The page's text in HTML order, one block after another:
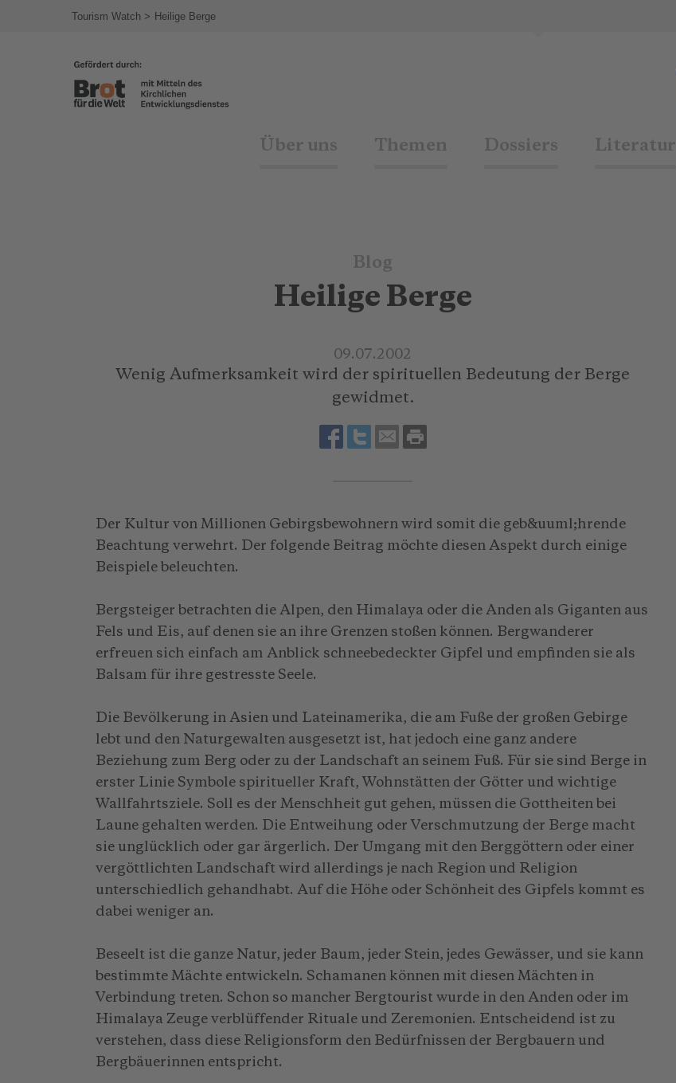
Tourism Watch Heilige Berge
Über uns Themen Dossiers Literatur
Blog
Heilige Berge
09.07.2002
Wenig Aufmerksamkeit wird der spirituellen Bedeutung der Berge
gewidmet.
Der Kultur von Millionen Gebirgsbewohnern wird somit die geb&uuml;hrende
Beachtung verwehrt. Der folgende Beitrag möchte diesen Aspekt durch einige
Beispiele beleuchten.
Bergsteiger betrachten die Alpen, den Himalaya oder die Anden als Giganten aus
Fels und Eis, auf denen sie an ihre Grenzen stoßen können. Bergwanderer
erfreuen sich einfach am Anblick schneebedeckter Gipfel und empfinden sie als
Balsam für ihre gestresste Seele.
Die Bevölkerung in Asien und Lateinamerika, die am Fuße der großen Gebirge
lebt und den Naturgewalten ausgesetzt ist, hat jedoch eine ganz andere
Beziehung zum Berg oder zu der Landschaft an seinem Fuß. Für sie sind Berge in
erster Linie Symbole spiritueller Kraft, Wohnstätten der Götter und wichtige
Wallfahrtsziele. Soll es der Menschheit gut gehen, müssen die Gottheiten bei
Laune gehalten werden. Die Entweihung oder Verschmutzung der Berge macht
sie unglücklich oder gar ärgerlich. Der Umgang mit den Berggöttern oder einer
vergöttlichten Landschaft wird allerdings je nach Region und Religion
unterschiedlich gehandhabt. Auf die Höhe oder Schönheit des Gipfels kommt es
dabei weniger an.
Beseelt ist die ganze Natur, jeder Baum, jeder Stein, jedes Gewässer, und sie kann
bestimmte Mächte entwickeln. Schamanen können mit diesen Mächten in
Verbindung treten. Schon so mancher Bergtourist wurde in den Anden oder im
Himalaya Zeuge verblüffender Rituale und Zeremonien. Entscheidend ist zu
verstehen, dass diese Religionsform den Bedürfnissen der Bergbauern und
Bergbäuerinnen entspricht.